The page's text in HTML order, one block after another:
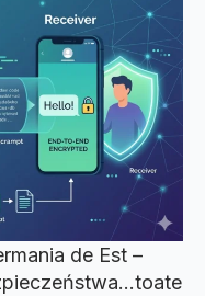
de Est –